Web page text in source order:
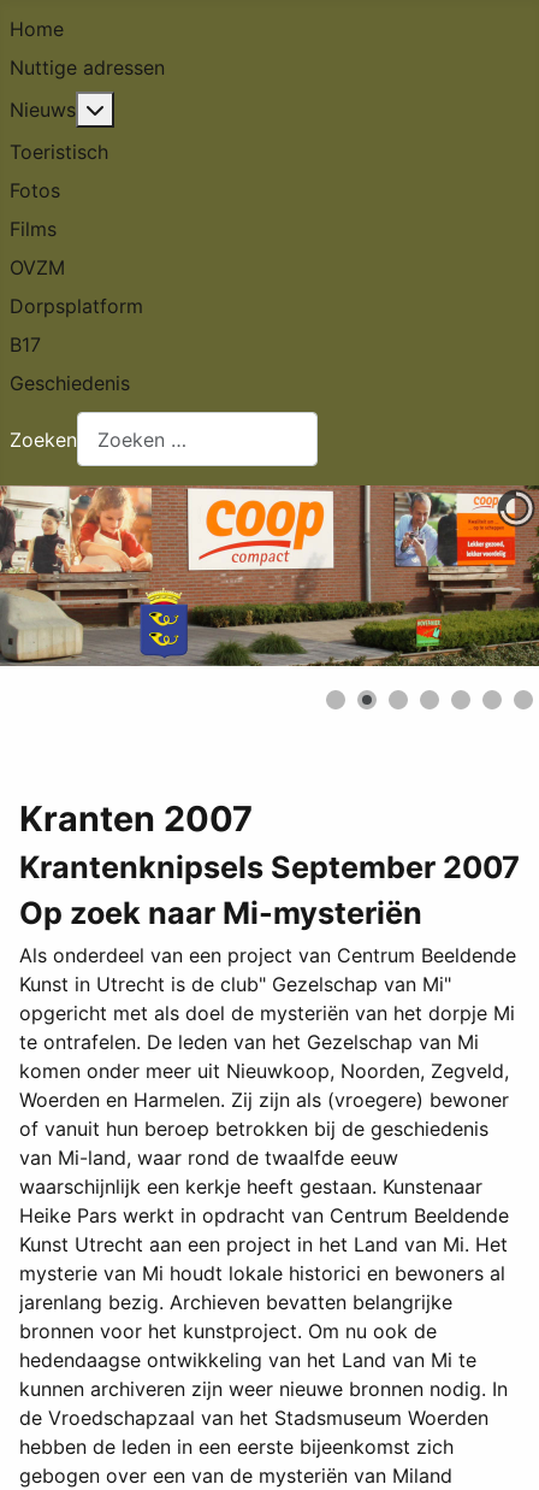
Home
Nuttige adressen
Nieuws
Toeristisch
Fotos
Films
OVZM
Dorpsplatform
B17
Geschiedenis
Zoeken
Kranten 2007
Krantenknipsels September 2007
Op zoek naar Mi-mysteriën
Als onderdeel van een project van Centrum Beeldende
Kunst in Utrecht is de club" Gezelschap van Mi"
opgericht met als doel de mysteriën van het dorpje Mi
te ontrafelen. De leden van het Gezelschap van Mi
komen onder meer uit Nieuwkoop, Noorden, Zegveld,
Woerden en Harmelen. Zij zijn als (vroegere) bewoner
of vanuit hun beroep betrokken bij de geschiedenis
van Mi-land, waar rond de twaalfde eeuw
waarschijnlijk een kerkje heeft gestaan. Kunstenaar
Heike Pars werkt in opdracht van Centrum Beeldende
Kunst Utrecht aan een project in het Land van Mi. Het
mysterie van Mi houdt lokale historici en bewoners al
jarenlang bezig. Archieven bevatten belangrijke
bronnen voor het kunstproject. Om nu ook de
hedendaagse ontwikkeling van het Land van Mi te
kunnen archiveren zijn weer nieuwe bronnen nodig. In
de Vroedschapzaal van het Stadsmuseum Woerden
hebben de leden in een eerste bijeenkomst zich
gebogen over een van de mysteriën van Miland